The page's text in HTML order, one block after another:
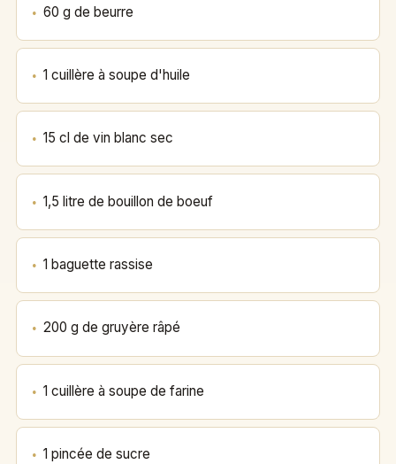
60 g de beurre
1 cuillère à soupe d'huile
15 cl de vin blanc sec
1,5 litre de bouillon de boeuf
1 baguette rassise
200 g de gruyère râpé
1 cuillère à soupe de farine
1 pincée de sucre